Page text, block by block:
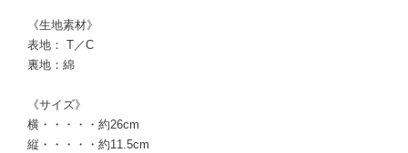
《生地素材》
表地： T／C
裏地：綿
《サイズ》
横・・・・・約26cm
縦・・・・・約11.5cm